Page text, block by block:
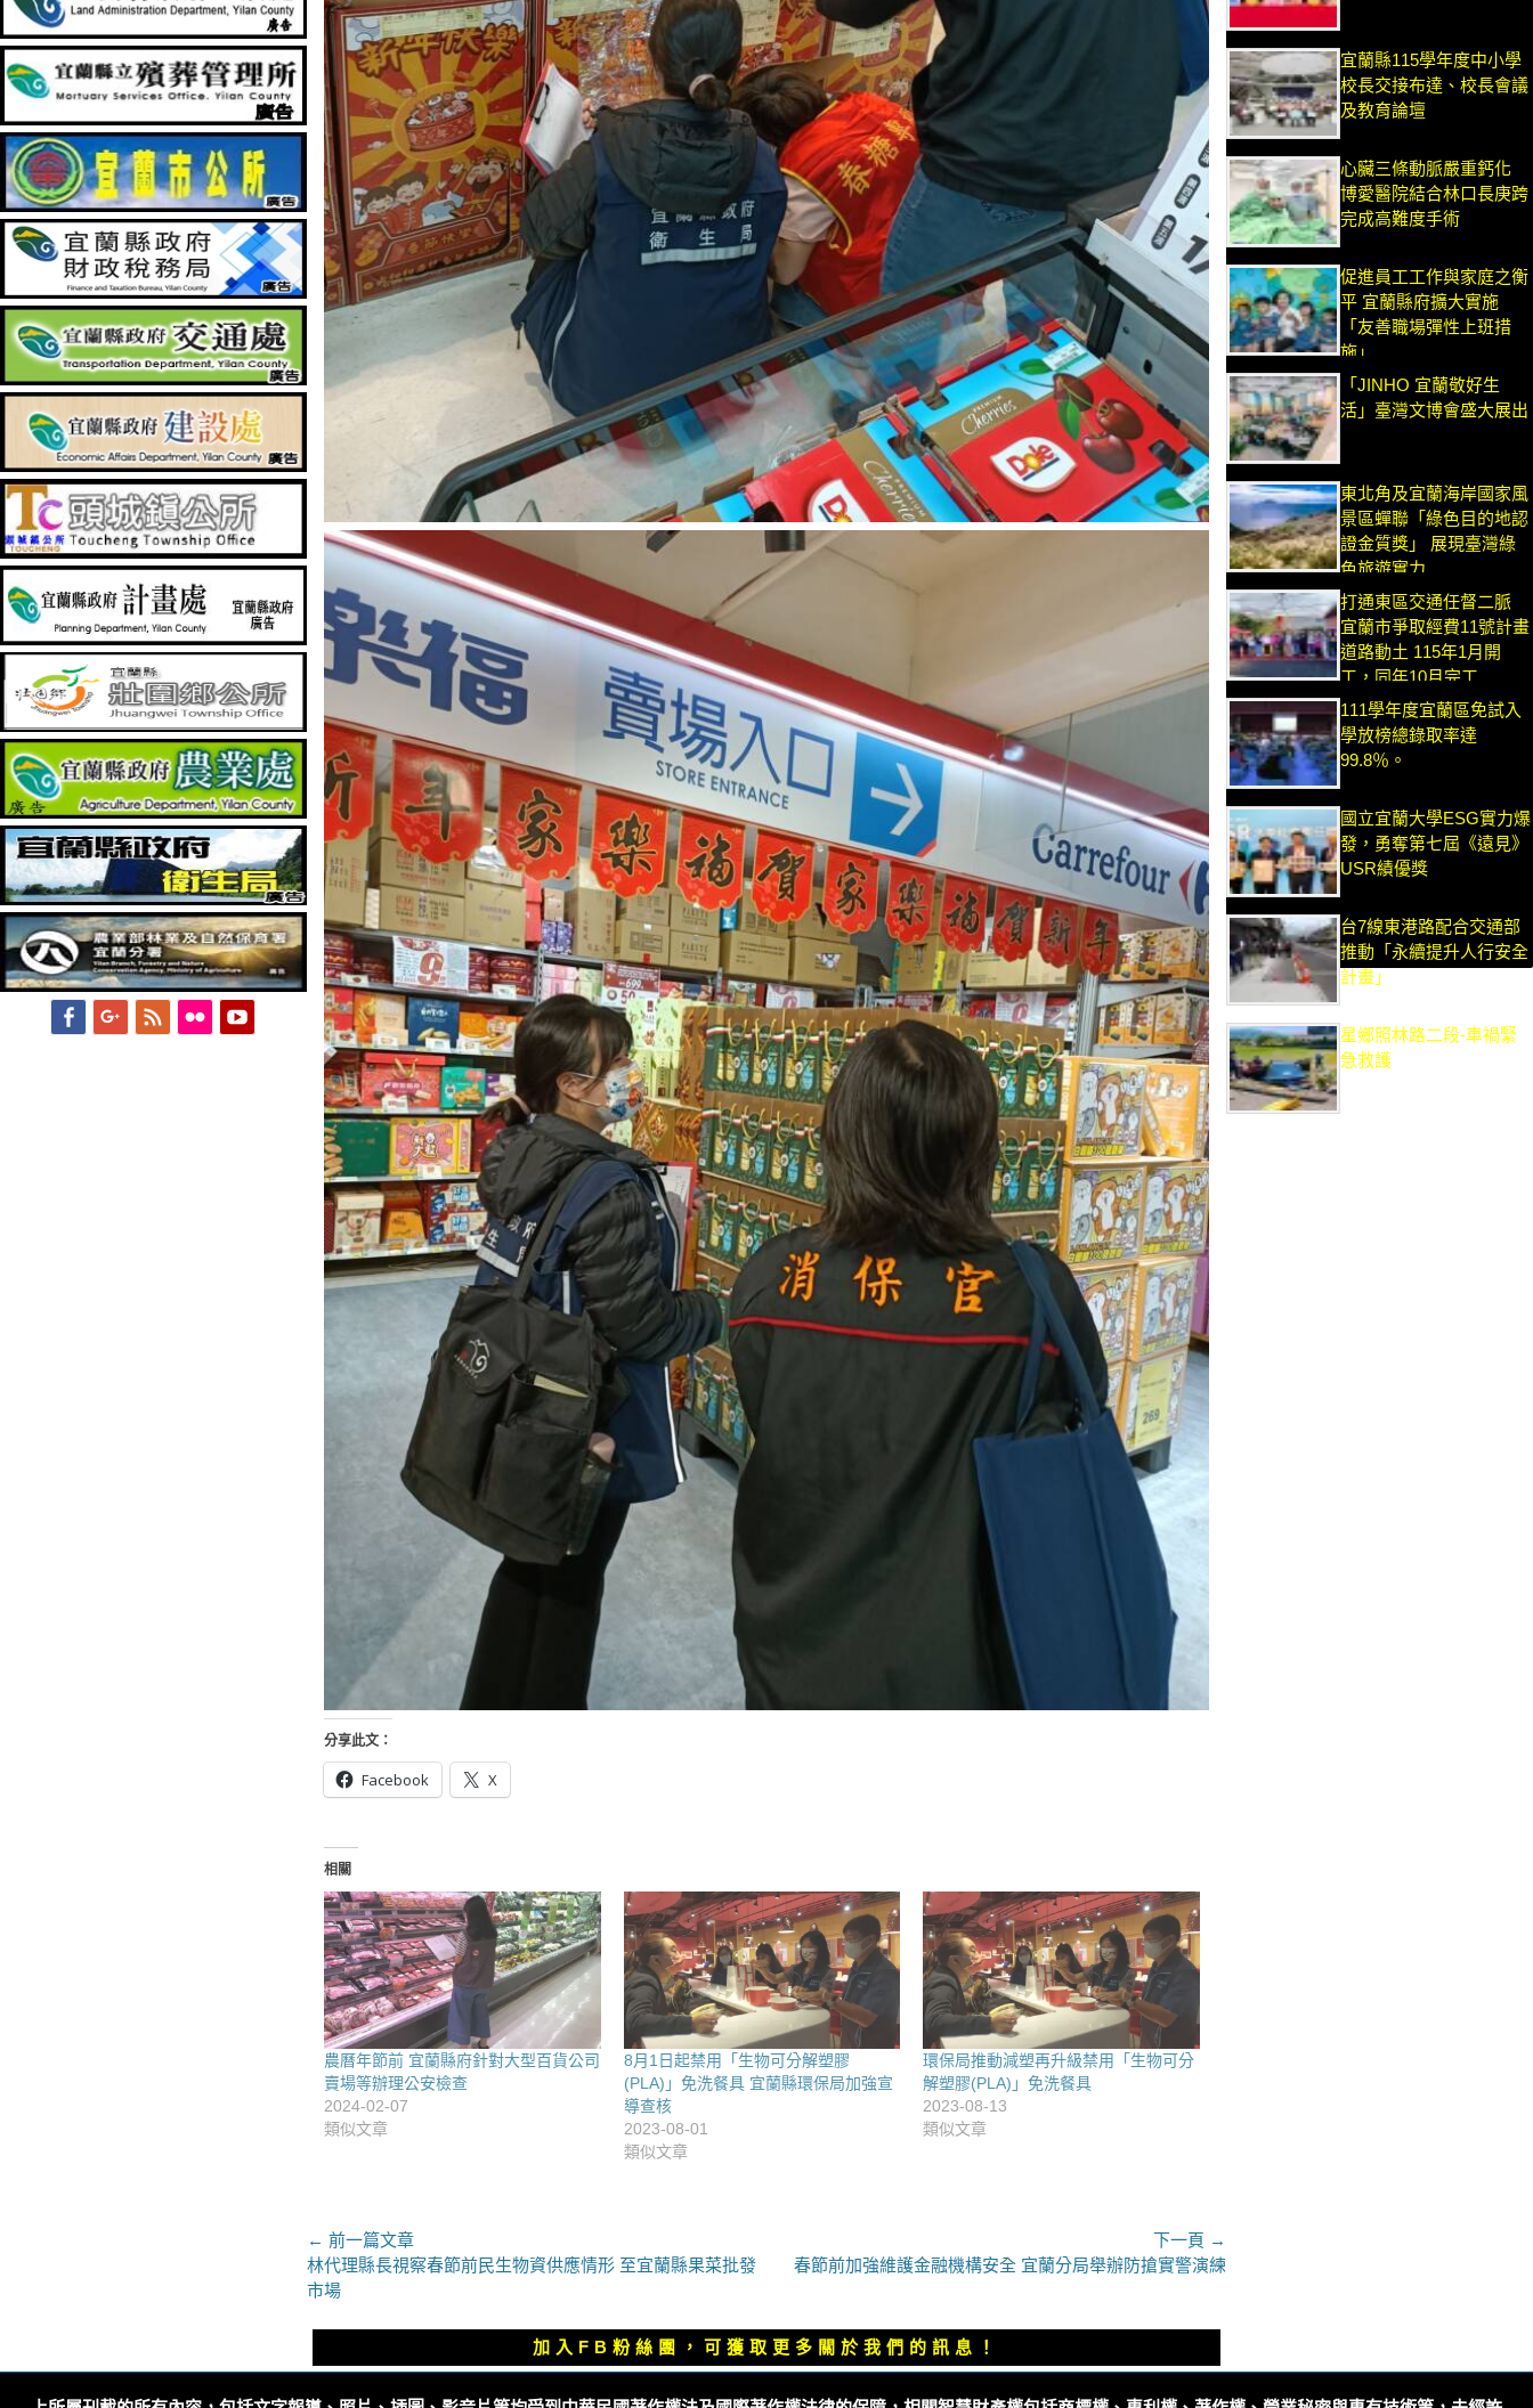
分享此文：
Facebook X
相關
農曆年節前 宜蘭縣府針對大型百貨公司
賣場等辦理公安檢查
2024-02-07
類似文章
8月1日起禁用「生物可分解塑膠
(PLA)」免洗餐具 宜蘭縣環保局加強宣
導查核
2023-08-01
類似文章
環保局推動減塑再升級禁用「生物可分
解塑膠(PLA)」免洗餐具
2023-08-13
類似文章
文
章
導
覽
← 前一篇文章
上
一
章：
林代理縣長視察春節前民生物資供應情形 至宜蘭縣果菜批發
市場
下一頁 →
文
章：
春節前加強維護金融機構安全 宜蘭分局舉辦防搶實警演練
加入FB粉絲團，可獲取更多關於我們的訊息！
宜蘭縣115學年度中小學
校長交接布達、校長會議
及教育論壇
心臟三條動脈嚴重鈣化
博愛醫院結合林口長庚跨
完成高難度手術
促進員工工作與家庭之衡
平 宜蘭縣府擴大實施
「友善職場彈性上班措
施」
「JINHO 宜蘭敬好生
活」臺灣文博會盛大展出
東北角及宜蘭海岸國家風
景區蟬聯「綠色目的地認
證金質獎」 展現臺灣綠
色旅遊實力
打通東區交通任督二脈
宜蘭市爭取經費11號計畫
道路動土 115年1月開
工，同年10月完工
111學年度宜蘭區免試入
學放榜總錄取率達
99.8％。
國立宜蘭大學ESG實力爆
發，勇奪第七屆《遠見》
USR績優獎
台7線東港路配合交通部
推動「永續提升人行安全
計畫」
星鄉照林路二段-車禍緊
急救護
FacebookGoogleplus
Feed Flickr YouTube